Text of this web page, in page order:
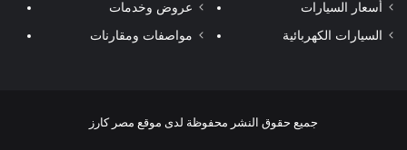
أسعار السيارات
السيارات الكهربائية
عروض وخدمات
مواصفات ومقارنات
جميع حقوق النشر محفوظة لدى موقع مصر كارز